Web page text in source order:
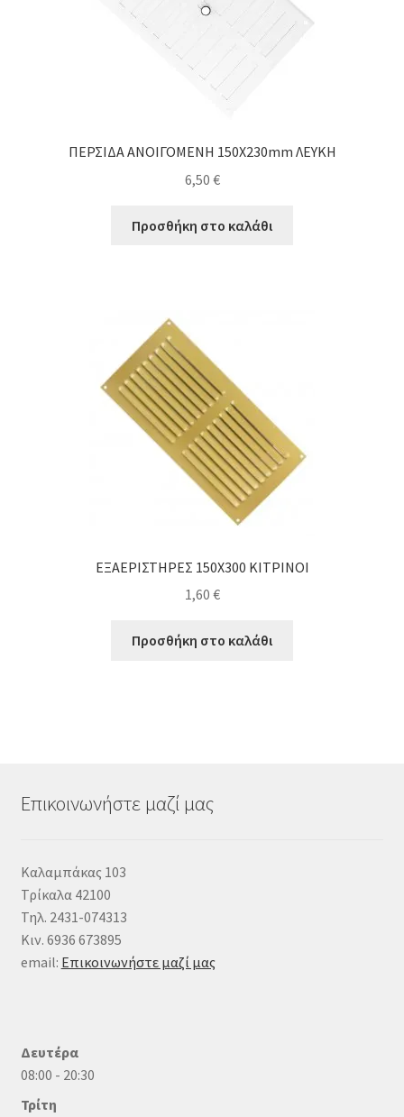
ΠΕΡΣΙΔΑ ΑΝΟΙΓΟΜΕΝΗ 150X230mm ΛΕΥΚΗ
6,50 €
Προσθήκη στο καλάθι
ΕΞΑΕΡΙΣΤΗΡΕΣ 150Χ300 ΚΙΤΡΙΝΟΙ
1,60 €
Προσθήκη στο καλάθι
Επικοινωνήστε μαζί μας
Καλαμπάκας 103
Τρίκαλα 42100
Τηλ. 2431-074313
Κιν. 6936 673895
email: Επικοινωνήστε μαζί μας
Δευτέρα
08:00 - 20:30
Τρίτη